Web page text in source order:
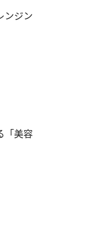
ンジン
「美容